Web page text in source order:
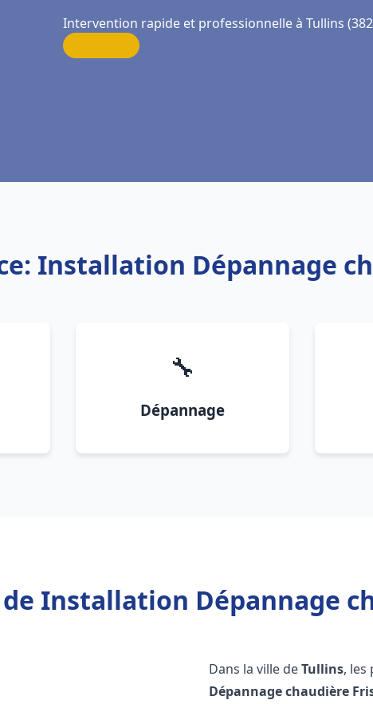
Intervention rapide et professionnelle à Tullins
Installation Dépannage
🔧
Dépannage
Installation Dépannage
Dans la ville deTullins, les
Dépannage chaudière